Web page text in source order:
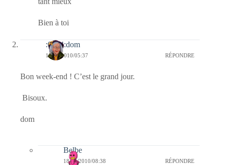
Bien à toi
:0014:dom
18/09/2010/05:37 RÉPONDRE
Bon week-end ! C’est le grand jour.
Bisoux.
dom
Belbe
18/09/2010/08:38 RÉPONDRE